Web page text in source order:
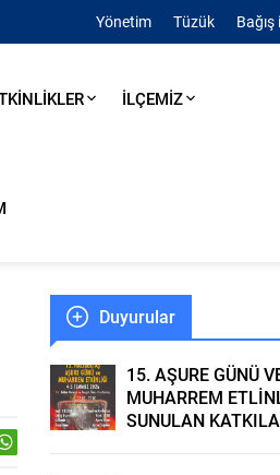
Yönetim Tüzük
İLÇEMİZ
Duyurular
15. AŞURE GÜNÜ
MUHARREM
SUNULAN